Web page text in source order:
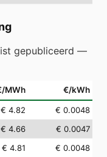
gepubliceerd —
MWh €/kWh
€ 4.82
€ 0.0048
€ 4.66
€ 0.0047
€ 4.81
€ 0.0048